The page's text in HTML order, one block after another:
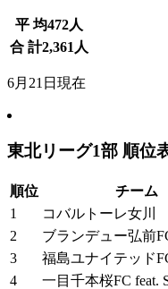
平 均472人
合 計2,361 人
6月21日現在
東北リーグ1部 順位
順位 チーム
1
コバルトーレ女川
2
ブランデュー弘前
3
福島ユナイテッド
4
一目千本桜FC feat.